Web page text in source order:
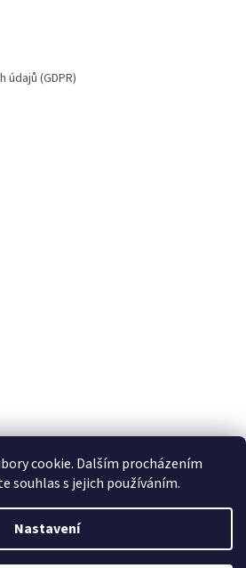
cookie. Dalším procházením
souhlas s jejich používáním.
Nastavení
(GDPR)
Vytvořil Shoptet